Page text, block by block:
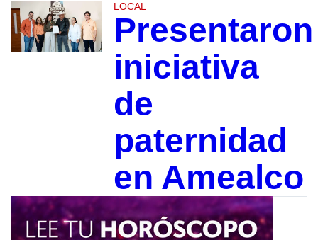
LOCAL
Presentaron
iniciativa
de
paternidad
en Amealco